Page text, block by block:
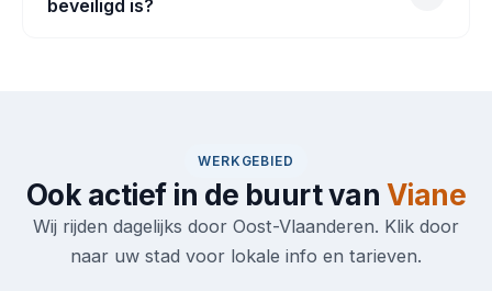
beveiligd is?
WERKGEBIED
Ook actief in de buurt van Viane
Wij rijden dagelijks door Oost-Vlaanderen. Klik door
naar uw stad voor lokale info en tarieven.